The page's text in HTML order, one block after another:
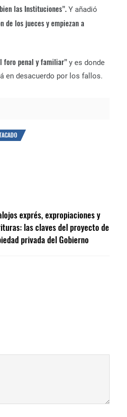
las Instituciones”. Y añadió
de los jueces y empiezan a
foro penal y familiar” y es donde
en desacuerdo por los fallos.
exprés, expropiaciones y
las claves del proyecto de
privada del Gobierno